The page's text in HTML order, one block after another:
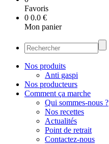
Favoris
0 0.0 €
Mon panier
Nos produits
Anti gaspi
Nos producteurs
Comment ça marche
Qui sommes-nous ?
Nos recettes
Actualités
Point de retrait
Contactez-nous